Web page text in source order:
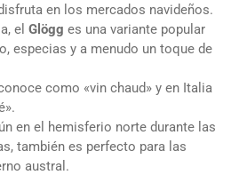
en los mercados navideños.
el Glögg es una variante popular
especias y a menudo un toque de
como «vin chaud» y en Italia
en el hemisferio norte durante las
también es perfecto para las
austral.